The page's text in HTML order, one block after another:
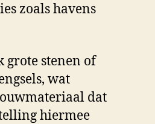
zoals havens
grote stenen of
wat
dat
hiermee